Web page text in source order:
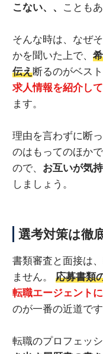
こない、、
ことも
そんな時は、なぜ
かを聞いた上で、
伝え断るのがベス
求人情報を紹介し
ます。
理由を言わずに断
のはもってのほか
ので、 お互いが気
しましょう。
選考対策は徹
書類審査と面接は
ません。 応募書類
転職エージェント
のが一番の近道です
転職のプロフェッシ